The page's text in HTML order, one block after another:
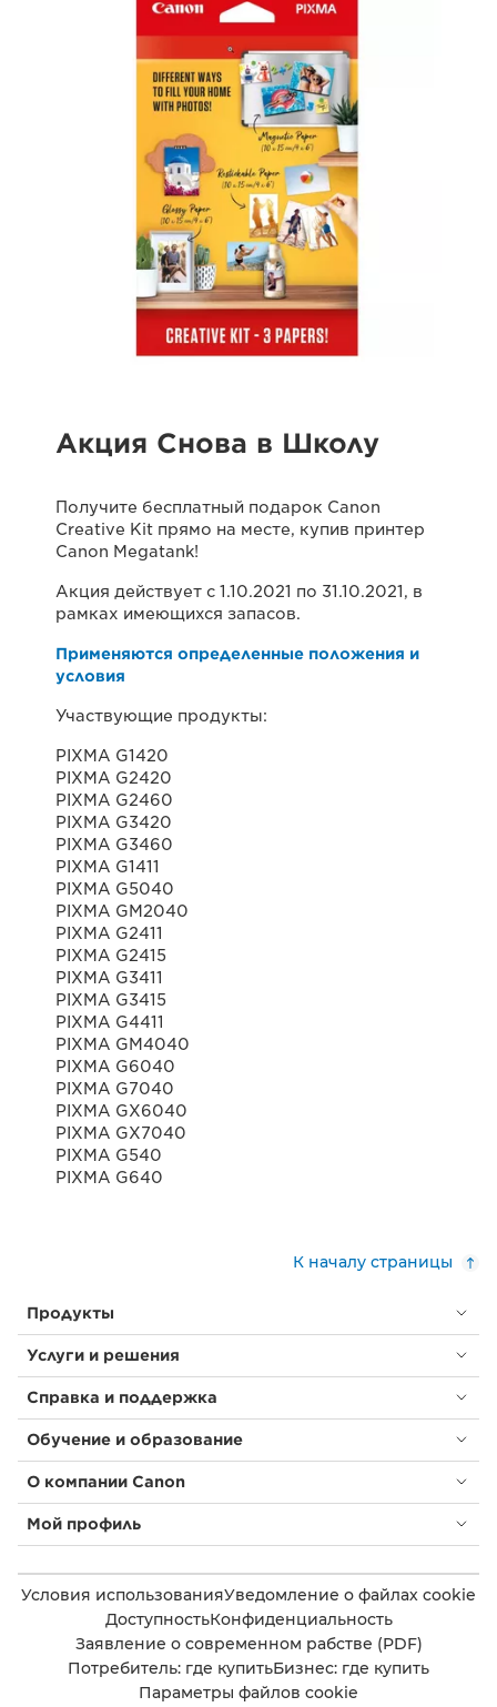
Акция Снова в Школу
Получите бесплатный подарок Canon
Creative Kit прямо на месте, купив принтер
Canon Megatank!
Акция действует с 1.10.2021 по 31.10.2021, в
рамках имеющихся запасов.
Применяются определенные положения и
условия
Участвующие продукты:
PIXMA G1420
PIXMA G2420
PIXMA G2460
PIXMA G3420
PIXMA G3460
PIXMA G1411
PIXMA G5040
PIXMA GM2040
PIXMA G2411
PIXMA G2415
PIXMA G3411
PIXMA G3415
PIXMA G4411
PIXMA GM4040
PIXMA G6040
PIXMA G7040
PIXMA GX6040
PIXMA GX7040
PIXMA G540
PIXMA G640
К началу страницы
Продукты
Услуги и решения
Справка и поддержка
Обучение и образование
О компании Canon
Мой профиль
Условия использованияУведомление о файлах cookie
ДоступностьКонфиденциальность
Заявление о современном рабстве (PDF)
Потребитель: где купитьБизнес: где купить
Параметры файлов cookie